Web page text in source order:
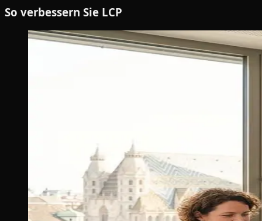
So verbessern Sie LCP